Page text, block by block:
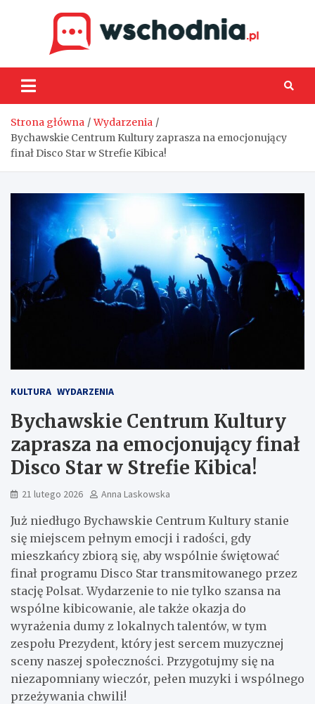
Strona główna
Wydarzenia
Bychawskie Centrum Kultury zaprasza na emocjonujący
finał Disco Star w Strefie Kibica!
KULTURA WYDARZENIA
Bychawskie Centrum Kultury
zaprasza na emocjonujący finał
Disco Star w Strefie Kibica!
21 lutego 2026 Anna Laskowska
Już niedługo Bychawskie Centrum Kultury stanie
się miejscem pełnym emocji i radości, gdy
mieszkańcy zbiorą się, aby wspólnie świętować
finał programu Disco Star transmitowanego przez
stację Polsat. Wydarzenie to nie tylko szansa na
wspólne kibicowanie, ale także okazja do
wyrażenia dumy z lokalnych talentów, w tym
zespołu Prezydent, który jest sercem muzycznej
sceny naszej społeczności. Przygotujmy się na
niezapomniany wieczór, pełen muzyki i wspólnego
przeżywania chwili!